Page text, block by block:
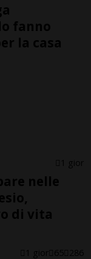
fanno
la casa
1 gior
nelle
di vita
1 gior 65 286